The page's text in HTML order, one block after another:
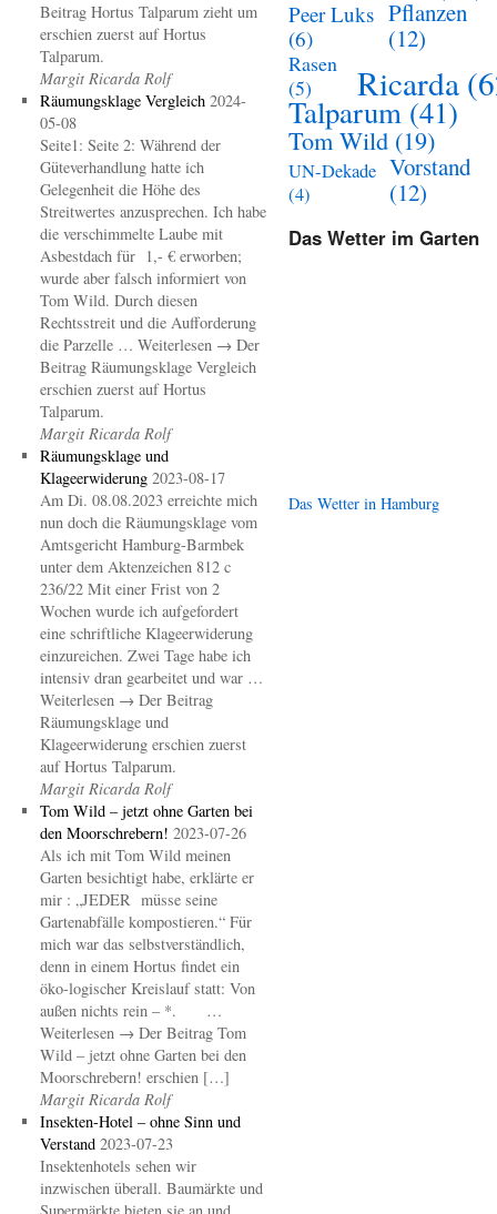
Beitrag Hortus Talparum zieht um
erschien zuerst auf Hortus
Talparum.
Margit Ricarda Rolf
Räumungsklage Vergleich 2024-
05-08
Seite1: Seite 2: Während der
Güteverhandlung hatte ich
Gelegenheit die Höhe des
Streitwertes anzusprechen. Ich habe
die verschimmelte Laube mit
Asbestdach für 1,- € erworben;
wurde aber falsch informiert von
Tom Wild. Durch diesen
Rechtsstreit und die Aufforderung
die Parzelle … Weiterlesen → Der
Beitrag Räumungsklage Vergleich
erschien zuerst auf Hortus
Talparum.
Margit Ricarda Rolf
Räumungsklage und
Klageerwiderung 2023-08-17
Am Di. 08.08.2023 erreichte mich
nun doch die Räumungsklage vom
Amtsgericht Hamburg-Barmbek
unter dem Aktenzeichen 812 c
236/22 Mit einer Frist von 2
Wochen wurde ich aufgefordert
eine schriftliche Klageerwiderung
einzureichen. Zwei Tage habe ich
intensiv dran gearbeitet und war …
Weiterlesen → Der Beitrag
Räumungsklage und
Klageerwiderung erschien zuerst
auf Hortus Talparum.
Margit Ricarda Rolf
Tom Wild – jetzt ohne Garten bei
den Moorschrebern! 2023-07-26
Als ich mit Tom Wild meinen
Garten besichtigt habe, erklärte er
mir : „JEDER müsse seine
Gartenabfälle kompostieren.“ Für
mich war das selbstverständlich,
denn in einem Hortus findet ein
öko-logischer Kreislauf statt: Von
außen nichts rein – *. …
Weiterlesen → Der Beitrag Tom
Wild – jetzt ohne Garten bei den
Moorschrebern! erschien […]
Margit Ricarda Rolf
Insekten-Hotel – ohne Sinn und
Verstand 2023-07-23
Insektenhotels sehen wir
inzwischen überall. Baumärkte und
Peer Luks
(6)
Pflanzen
(12)
Rasen
(5)
Ricarda
Talparum (41)
Tom Wild (19)
UN-Dekade
(4)
Vorstand
(12)
Das Wetter im Garten
Das Wetter in Hamburg